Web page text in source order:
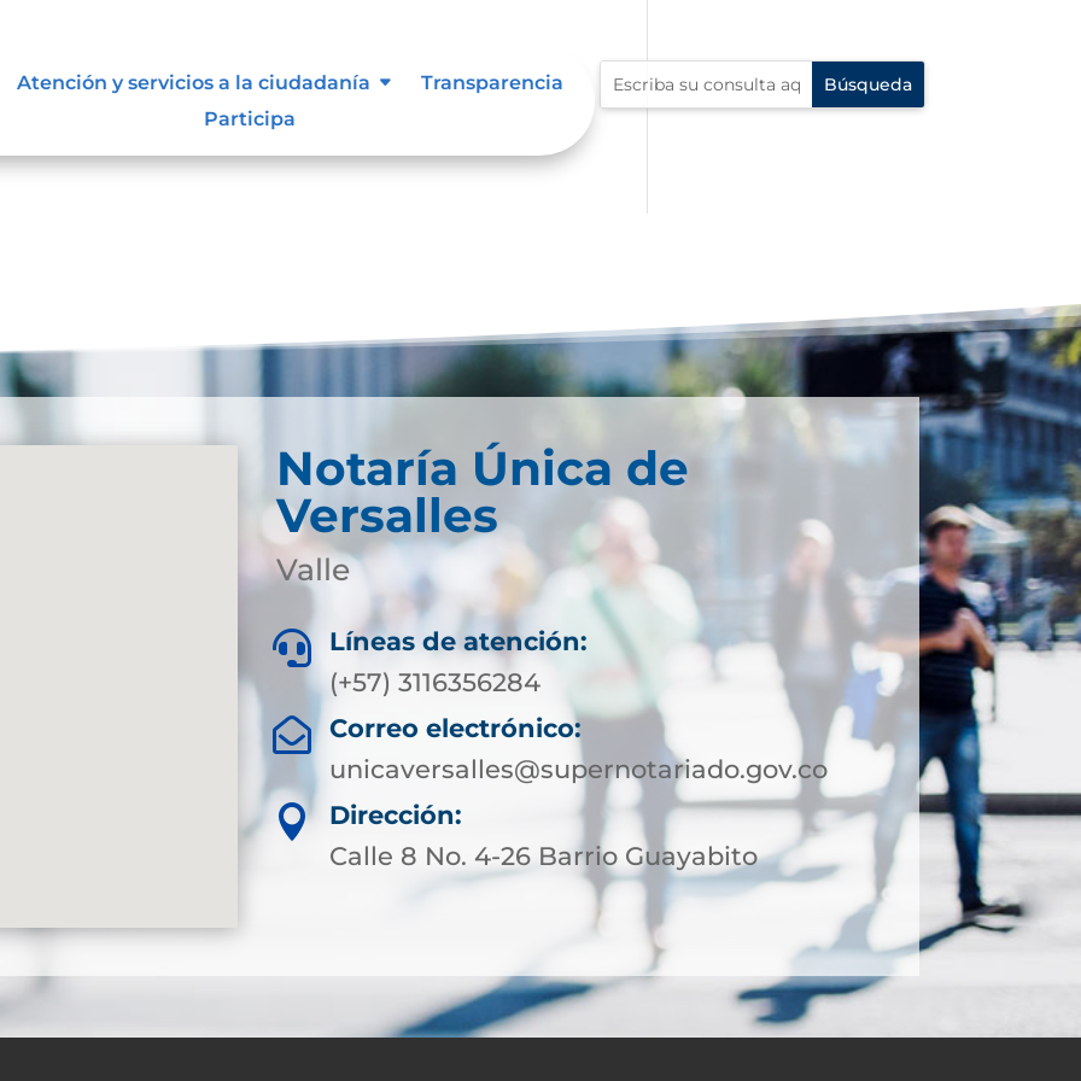
Atención y servicios a la ciudadanía
Transparencia
Participa
Notaría Única de
Versalles
Valle

Líneas de atención:
(+57) 3116356284

Correo electrónico:
unicaversalles@supernotariado.gov.co

Dirección:
Calle 8 No. 4-26 Barrio Guayabito